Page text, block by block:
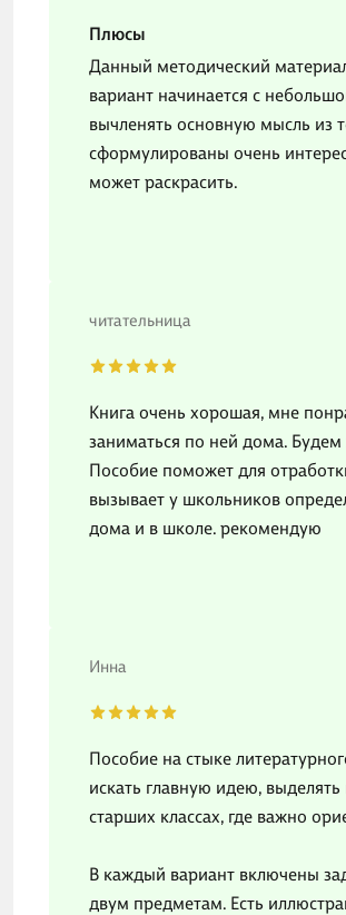
Плюсы
Данный методический
вариант начинается с
вычленять основную мысль из
сформулированы очень
может раскрасить.
читательница
Книга очень хорошая, мне
заниматься по ней дома.
Пособие поможет для
вызывает у школьников
дома и в школе. рекомендую
Инна
Пособие на стыке
искать главную идею,
старших классах, где важно
В каждый вариант включены
двум предметам. Есть